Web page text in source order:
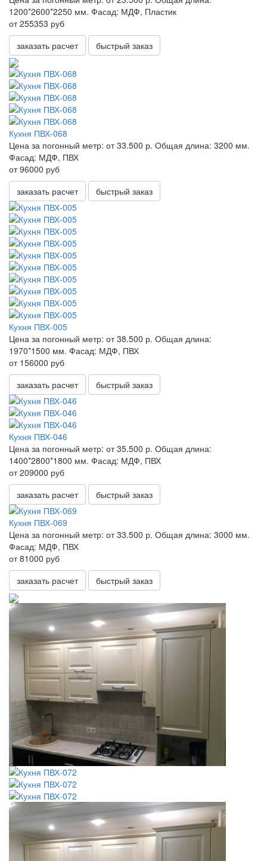
1200*2600*2250 мм. Фасад: МДФ, Пластик
от 255353 руб
заказать расчет
быстрый заказ
Кухня ПВХ-068
Цена за погонный метр: от 33.500 р. Общая длина: 3200 мм.
Фасад: МДФ, ПВХ
от 96000 руб
заказать расчет
быстрый заказ
Кухня ПВХ-005
Цена за погонный метр: от 38.500 р. Общая длина:
1970*1500 мм. Фасад: МДФ, ПВХ
от 156000 руб
заказать расчет
быстрый заказ
Кухня ПВХ-046
Цена за погонный метр: от 35.500 р. Общая длина:
1400*2800*1800 мм. Фасад: МДФ, ПВХ
от 209000 руб
заказать расчет
быстрый заказ
Кухня ПВХ-069
Цена за погонный метр: от 33.500 р. Общая длина: 3000 мм.
Фасад: МДФ, ПВХ
от 81000 руб
заказать расчет
быстрый заказ